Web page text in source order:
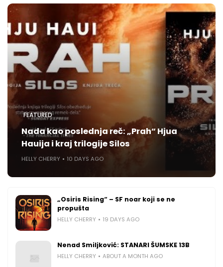
FEATURED
Nada kao poslednja reč: „Prah“ Hjua
Hauija i kraj trilogije Silos
HELLY CHERRY 10 DAYS AGO
„Osiris Rising“ – SF noar koji se ne
propušta
HELLY CHERRY 19 DAYS AGO
Nenad Smiljković: STANARI ŠUMSKE 13B
HELLY CHERRY ABOUT A MONTH AGO